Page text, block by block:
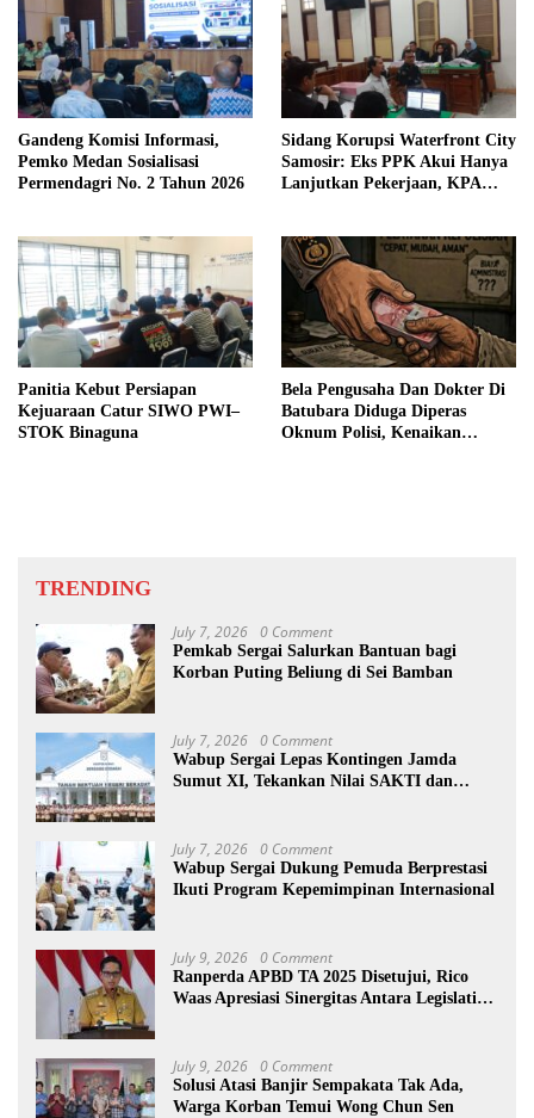
Gandeng Komisi Informasi,
Pemko Medan Sosialisasi
Permendagri No. 2 Tahun 2026
Sidang Korupsi Waterfront City
Samosir: Eks PPK Akui Hanya
Lanjutkan Pekerjaan, KPA
Panitia Kebut Persiapan
Kejuaraan Catur SIWO PWI–
STOK Binaguna
Bela Pengusaha Dan Dokter Di
Batubara Diduga Diperas
Oknum Polisi, Kenaikan
TRENDING
July 7, 2026 0 Comment
Pemkab Sergai Salurkan Bantuan bagi
Korban Puting Beliung di Sei Bamban
July 7, 2026 0 Comment
Wabup Sergai Lepas Kontingen Jamda
Sumut XI, Tekankan Nilai SAKTI dan
July 7, 2026 0 Comment
Wabup Sergai Dukung Pemuda Berprestasi
Ikuti Program Kepemimpinan Internasional
July 9, 2026 0 Comment
Ranperda APBD TA 2025 Disetujui, Rico
Waas Apresiasi Sinergitas Antara Legislatif
July 9, 2026 0 Comment
Solusi Atasi Banjir Sempakata Tak Ada,
Warga Korban Temui Wong Chun Sen